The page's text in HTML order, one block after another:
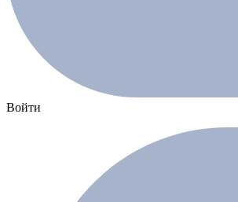
Войти